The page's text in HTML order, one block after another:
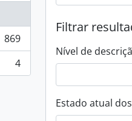
869
4
Filtrar
Nível de
Estado atual